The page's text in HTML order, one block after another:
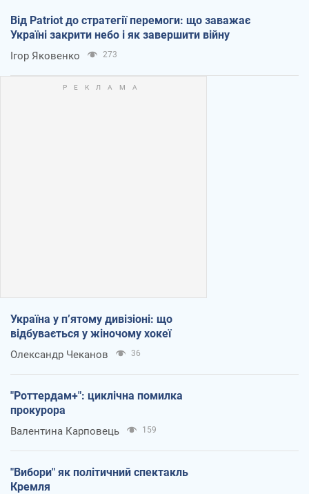
Від Patriot до стратегії перемоги: що заважає
Україні закрити небо і як завершити війну
Ігор Яковенко 273
Україна у п’ятому дивізіоні: що
відбувається у жіночому хокеї
Олександр Чеканов 36
"Роттердам+": циклічна помилка
прокурора
Валентина Карповець 159
"Вибори" як політичний спектакль
Кремля